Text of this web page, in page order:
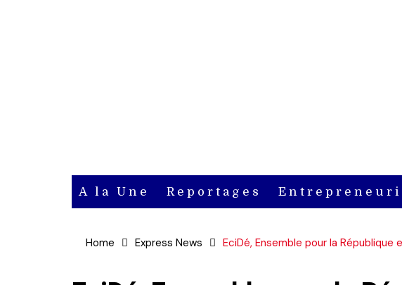
A la Une Reportages
Home Express News EciDé, Ensemble pour la